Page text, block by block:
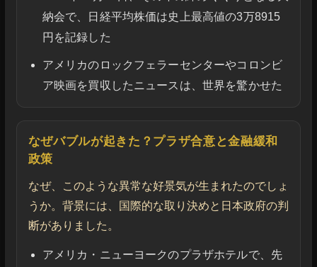
納会で、日経平均株価は史上最高値の3万8915
円を記録した
アメリカのロックフェラーセンターやコロンビ
ア映画を買収したニュースは、世界を驚かせた
なぜバブルが起きた？プラザ合意と金融緩和
政策
なぜ、このような異常な好景気が生まれたのでしょ
うか。背景には、国際的な取り決めと日本政府の判
断がありました。
アメリカ・ニューヨークのプラザホテルで、先